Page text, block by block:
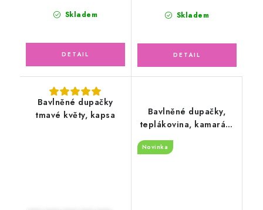
Skladem Skladem
Bavlněné dupačky
tmavé květy, kapsa
Bavlněné dupačky,
teplákovina, kamarádi
Novinka